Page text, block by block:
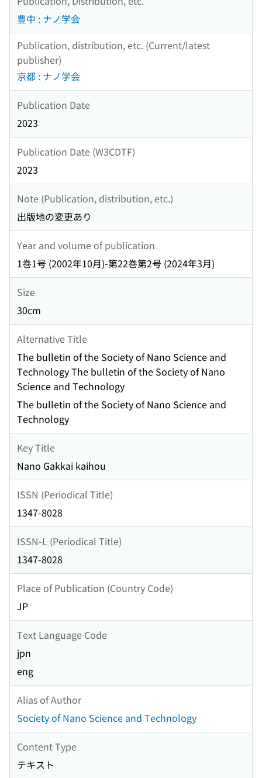
豊中 : ナノ学会
Publication, distribution, etc. (Current/latest
publisher)
京都 : ナノ学会
Publication Date
2023
Publication Date (W3CDTF)
2023
Note (Publication, distribution, etc.)
出版地の変更あり
Year and volume of publication
1巻1号 (2002年10月)-第22巻第2号 (2024年3月)
Size
30cm
Alternative Title
The bulletin of the Society of Nano Science and
Technology The bulletin of the Society of Nano
Science and Technology
The bulletin of the Society of Nano Science and
Technology
Key Title
Nano Gakkai kaihou
ISSN (Periodical Title)
1347-8028
ISSN-L (Periodical Title)
1347-8028
Place of Publication (Country Code)
JP
Text Language Code
jpn
eng
Alias of Author
Society of Nano Science and Technology
Content Type
テキスト